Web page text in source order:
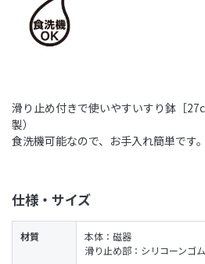
滑り止め付きで使いやすいすり鉢［
製）
食洗機可能なので、お手入れ簡単です。
仕様・サイズ
材質
本体：磁器
滑り止め部：シリコーンゴ